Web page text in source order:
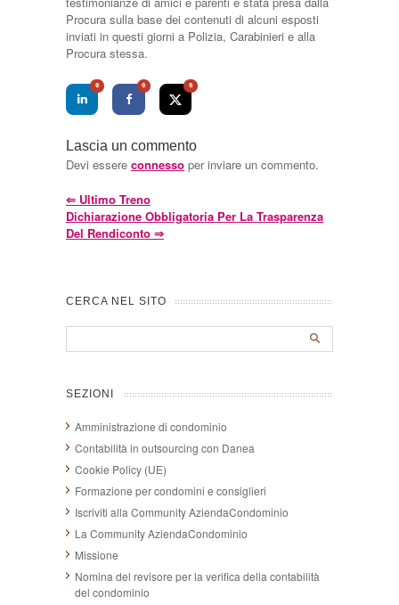
Procura sulla base dei contenuti di alcuni esposti
inviati in questi giorni a Polizia, Carabinieri e alla
Procura stessa.
0 0 0
Lascia un commento
Devi essere connesso per inviare un commento.
⇐ Ultimo Treno
Dichiarazione Obbligatoria Per La Trasparenza
Del Rendiconto ⇒
CERCA NEL SITO
SEZIONI
Amministrazione di condominio
Contabilità in outsourcing con Danea
Cookie Policy (UE)
Formazione per condomini e consiglieri
Iscriviti alla Community AziendaCondominio
La Community AziendaCondominio
Missione
Nomina del revisore per la verifica della contabilità
del condominio